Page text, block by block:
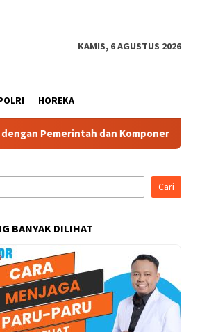
KAMIS, 6 AGUSTUS 2026
HOREKA
dan Komponen Masyarakat
Cari
BANYAK DILIHAT